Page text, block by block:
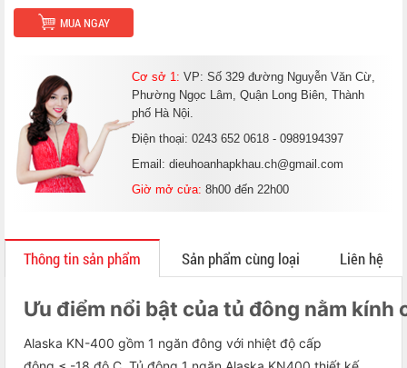
MUA NGAY
Cơ sở 1: VP: Số 329 đường Nguyễn Văn Cừ,
Phường Ngọc Lâm, Quận Long Biên, Thành
phố Hà Nội.
Điện thoại: 0243 652 0618 - 0989194397
Email: dieuhoanhapkhau.ch@gmail.com
Giờ mở cửa: 8h00 đến 22h00
Thông tin sản phẩm Sản phẩm cùng loại Liên hệ
Ưu điểm nổi bật của tủ đông nằm
Alaska KN-400 gồm 1 ngăn đông với nhiệt độ cấp